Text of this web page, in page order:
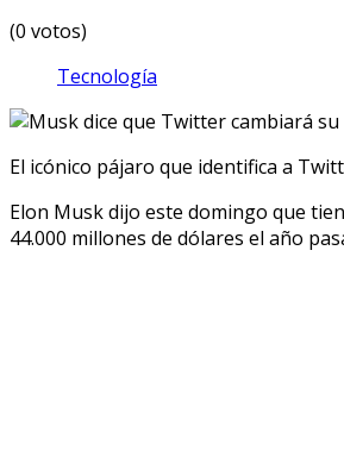
(0 votos)
Tecnología
El icónico pájaro que identifica a
Elon Musk dijo este domingo que
44.000 millones de dólares el año